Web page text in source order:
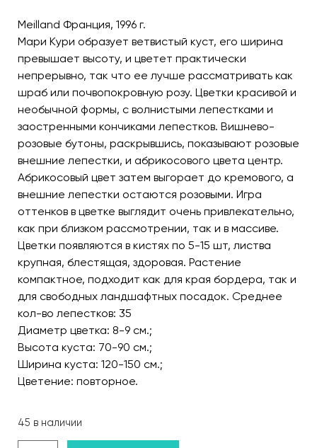
Meilland Франция, 1996 г.
Мари Кури образует ветвистый куст, его ширина
превышает высоту, и цветет практически
непрерывно, так что ее лучше рассматривать как
шраб или почвопокровную розу. Цветки красивой и
необычной формы, с волнистыми лепестками и
заостренными кончиками лепестков. Вишнево-
розовые бутоны, раскрывшись, показывают розовые
внешние лепестки, и абрикосового цвета центр.
Абрикосовый цвет затем выгорает до кремового, а
внешние лепестки остаются розовыми. Игра
оттенков в цветке выглядит очень привлекательно,
как при близком рассмотрении, так и в массиве.
Цветки появляются в кистях по 5-15 шт, листва
крупная, блестящая, здоровая. Растение
компактное, подходит как для края бордера, так и
для свободных ландшафтных посадок. Среднее
кол-во лепестков: 35
Диаметр цветка: 8-9 см.;
Высота куста: 70-90 см.;
Ширина куста: 120-150 см.;
Цветение: повторное.
45 в наличии